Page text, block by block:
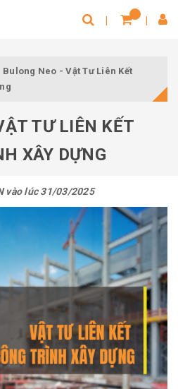
Bulong Neo - Vật Tư Liên Kết
TƯ LIÊN KẾT
XÂY DỰNG
vào lúc 31/03/2025